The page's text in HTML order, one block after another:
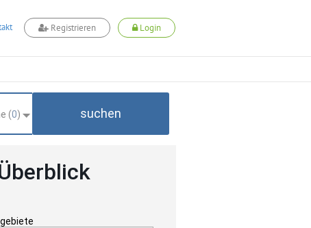
Registrieren Login
(0) suchen